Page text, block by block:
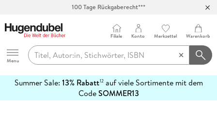
100 Tage Rückgaberecht***
Hugendubel
Menu
Filiale Konto Merkzettel Warenkorb
Summer Sale: 13% Rabatt12auf viele Sortimente mit dem
CodeSOMMER13
erfahren